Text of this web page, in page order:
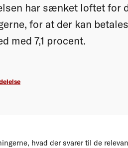
har sænket loftet for
for at der kan
med 7,1 procent.
hvad der svarer til de